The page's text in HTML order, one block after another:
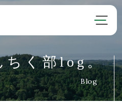
ちく部log。
Blog